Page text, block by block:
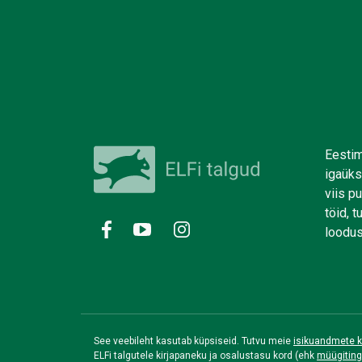
viis
töid,
See veebileht kasutab küpsiseid. Tutvu meie isikuandmete
ELFi talgutele kirjapaneku ja osalustasu kord (ehk